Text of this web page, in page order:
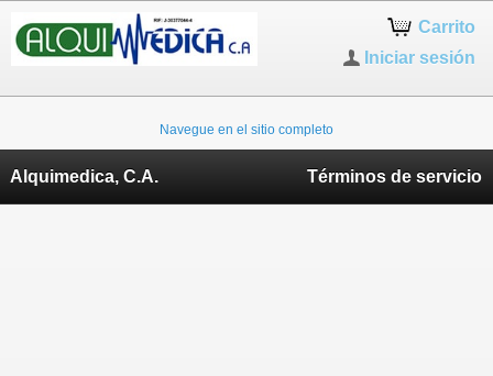
Carrito
Iniciar sesión
Navegue en el sitio completo
Alquimedica, C.A. Términos de servicio